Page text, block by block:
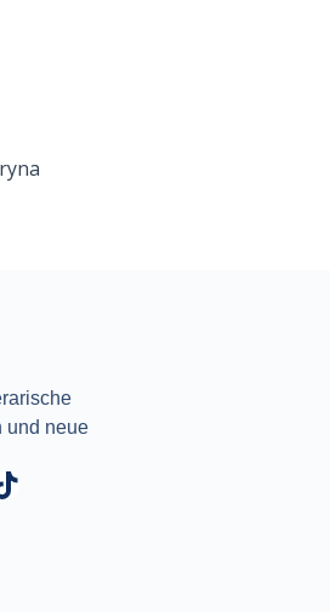
und neue
T
i